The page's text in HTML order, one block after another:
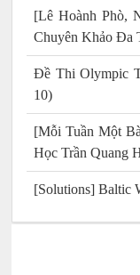
[Lê Hoành Phò,
Chuyên Khảo Đa
Đề Thi Olympic
10)
[Mỗi Tuần Một
Học Trần Quang
[Solutions] Baltic